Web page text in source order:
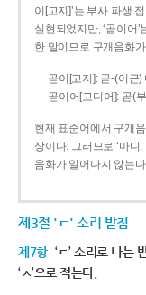
이[고지]’는 부사 파생
실현되었지만, ‘곧이어
한 말이므로 구개음화
곧이[고지]: 곧-­(어근
곧이어[고디어]: 곧(
현재 표준어에서 구개
상이다. 그러므로 ‘마디
음화가 일어나지 않는
제3절 'ㄷ' 소리 받침
제7항 ‘ㄷ’ 소리로 나는
‘ㅅ’으로 적는다.